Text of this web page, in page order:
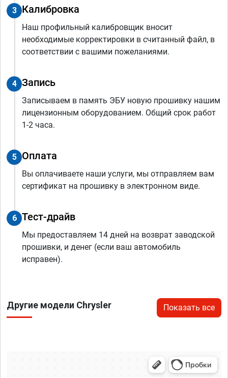
3 Калибровка
Наш профильный калибровщик вносит
необходимые корректировки в считанный файл, в
соответствии с вашими пожеланиями.
4 Запись
Записываем в память ЭБУ новую прошивку нашим
лицензионным оборудованием. Общий срок работ
1-2 часа.
5 Оплата
Вы оплачиваете наши услуги, мы отправляем вам
сертификат на прошивку в электронном виде.
6 Тест-драйв
Мы предоставляем 14 дней на возврат заводской
прошивки, и денег (если ваш автомобиль
исправен).
Другие модели Chrysler Показать все